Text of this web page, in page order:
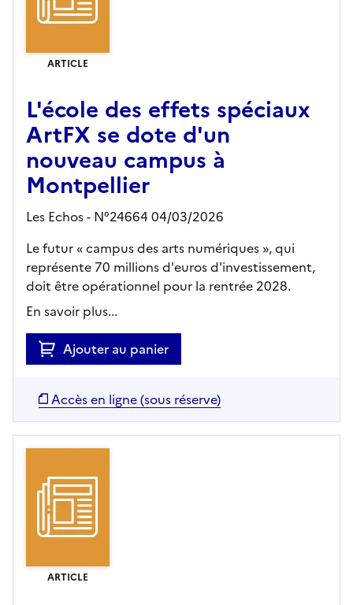
ARTICLE
L'école des effets spéciaux
ArtFX se dote d'un
nouveau campus à
Montpellier
Les Echos - N°24664 04/03/2026
Le futur « campus des arts numériques », qui
représente 70 millions d'euros d'investissement,
doit être opérationnel pour la rentrée 2028.
En savoir plus...
Ajouter au panier
Accès en ligne (sous réserve)
ARTICLE